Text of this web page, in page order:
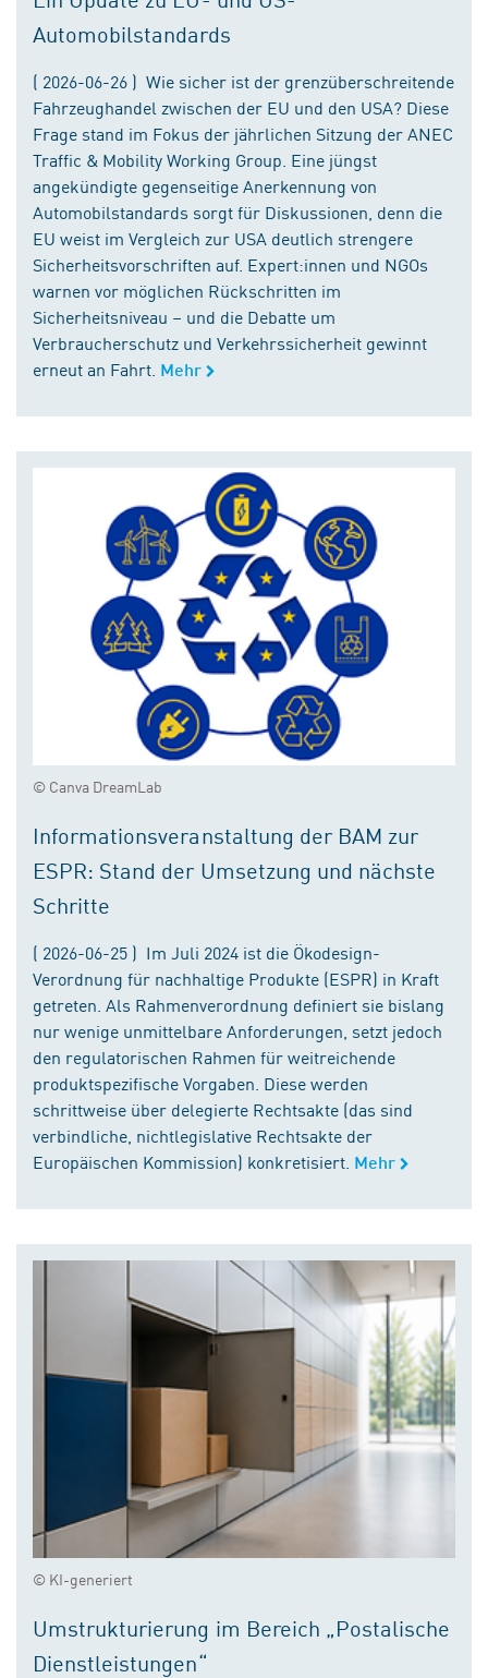
Automobilstandards
( 2026-06-26 ) Wie sicher ist der grenzüberschreitende
Fahrzeughandel zwischen der EU und den USA? Diese
Frage stand im Fokus der jährlichen Sitzung der ANEC
Traffic & Mobility Working Group. Eine jüngst
angekündigte gegenseitige Anerkennung von
Automobilstandards sorgt für Diskussionen, denn die
EU weist im Vergleich zur USA deutlich strengere
Sicherheitsvorschriften auf. Expert:innen und NGOs
warnen vor möglichen Rückschritten im
Sicherheitsniveau – und die Debatte um
Verbraucherschutz und Verkehrssicherheit gewinnt
erneut an Fahrt. Mehr
© Canva DreamLab
Informationsveranstaltung der BAM zur
ESPR: Stand der Umsetzung und nächste
Schritte
( 2026-06-25 ) Im Juli 2024 ist die Ökodesign-
Verordnung für nachhaltige Produkte (ESPR) in Kraft
getreten. Als Rahmenverordnung definiert sie bislang
nur wenige unmittelbare Anforderungen, setzt jedoch
den regulatorischen Rahmen für weitreichende
produktspezifische Vorgaben. Diese werden
schrittweise über delegierte Rechtsakte (das sind
verbindliche, nichtlegislative Rechtsakte der
Europäischen Kommission) konkretisiert. Mehr
© KI-generiert
Umstrukturierung im Bereich „Postalische
Dienstleistungen“